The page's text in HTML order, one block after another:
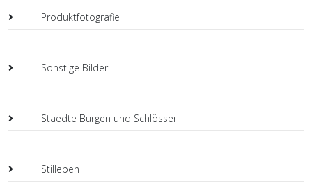
Produktfotografie
Sonstige Bilder
Staedte Burgen und Schlösser
Stilleben